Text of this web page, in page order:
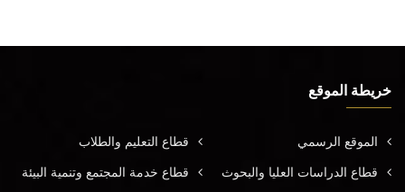
خريطة الموقع
الموقع الرسمي قطاع التعليم والطلاب
قطاع الدراسات العليا والبحوث قطاع خدمة المجتمع وتنمية البيئة